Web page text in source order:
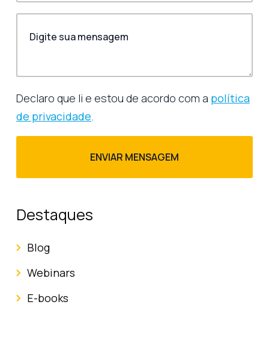
Declaro que li e estou de acordo com a política
de privacidade.
Destaques
Blog
Webinars
E-books